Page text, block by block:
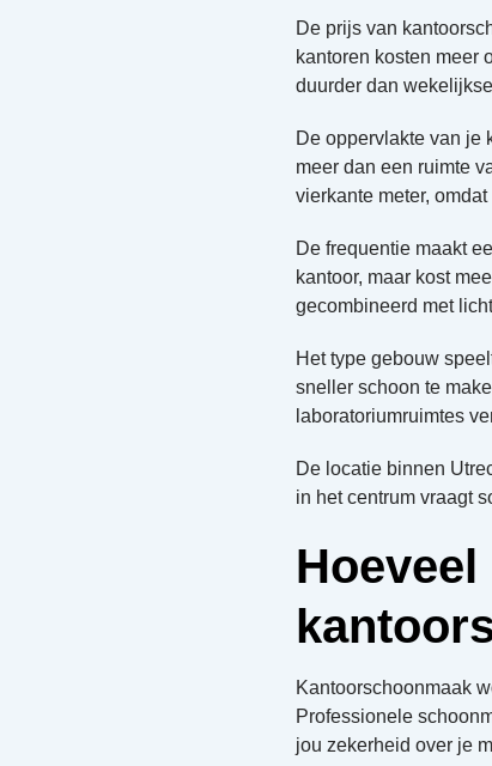
De prijs van
kantoren kosten meer
duurder dan
De oppervlakte van je
meer dan een ruimte
vierkante meter,
De frequentie maakt
kantoor, maar kost
gecombineerd met
Het type gebouw
sneller schoon te
laboratoriumruimtes
De locatie binnen
in het centrum vraagt
Kantoorschoonmaak
Professionele
jou zekerheid over je